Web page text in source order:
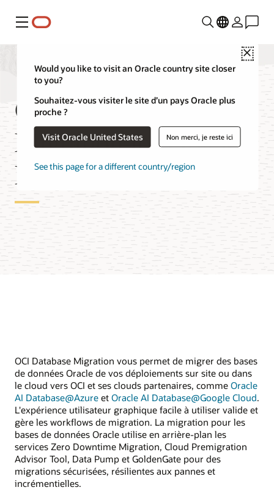
Menu
Close
Would you like to visit an Oracle country site closer
to you?
Souhaitez-vous visiter le site d’un pays Oracle plus
proche ?
Visit Oracle United States Non merci, je reste ici
See this page for a different country/region
OCI Database
Migration for Oracle
Databases
OCI Database Migration vous permet de migrer des bases
de données Oracle de vos déploiements sur site ou dans
le cloud vers OCI et ses clouds partenaires, comme Oracle
AI Database@Azure et Oracle AI Database@Google Cloud.
L'expérience utilisateur graphique facile à utiliser valide et
gère les workflows de migration. La migration pour les
bases de données Oracle utilise en arrière-plan les
services Zero Downtime Migration, Cloud Premigration
Advisor Tool, Data Pump et GoldenGate pour des
migrations sécurisées, résilientes aux pannes et
incrémentielles.